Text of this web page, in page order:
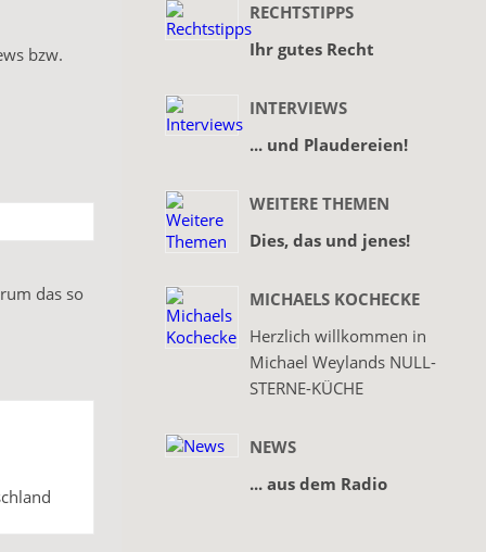
bzw.
das so
RECHTSTIPPS
Ihr gutes Recht
INTERVIEWS
... und Plaudereien!
WEITERE THEMEN
Dies, das und jenes!
MICHAELS KOCHECKE
Herzlich willkommen in
Michael Weylands NULL-
STERNE-KÜCHE
NEWS
... aus dem Radio